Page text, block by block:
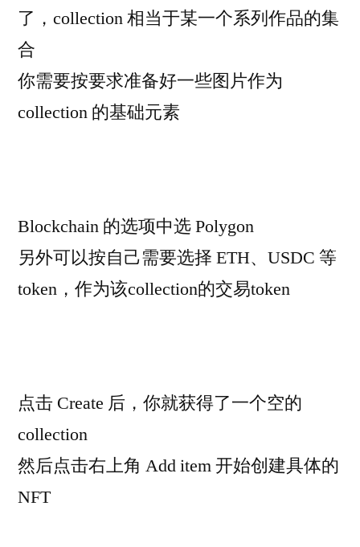
了，collection 相当于某一个系列作品的集
合
你需要按要求准备好一些图片作为
collection 的基础元素
Blockchain 的选项中选 Polygon
另外可以按自己需要选择 ETH、USDC 等
token，作为该collection的交易token
点击 Create 后，你就获得了一个空的
collection
然后点击右上角 Add item 开始创建具体的
NFT